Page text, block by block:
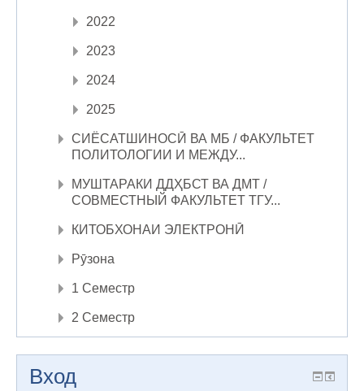
2022
2023
2024
2025
СИЁСАТШИНОСӢ ВА МБ / ФАКУЛЬТЕТ
ПОЛИТОЛОГИИ И МЕЖДУ...
МУШТАРАКИ ДДҲБСТ ВА ДМТ /
СОВМЕСТНЫЙ ФАКУЛЬТЕТ ТГУ...
КИТОБХОНАИ ЭЛЕКТРОНӢ
Рӯзона
1 Семестр
2 Семестр
Вход